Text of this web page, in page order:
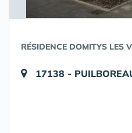
RÉSIDENCE DOMITYS LES
17138 -